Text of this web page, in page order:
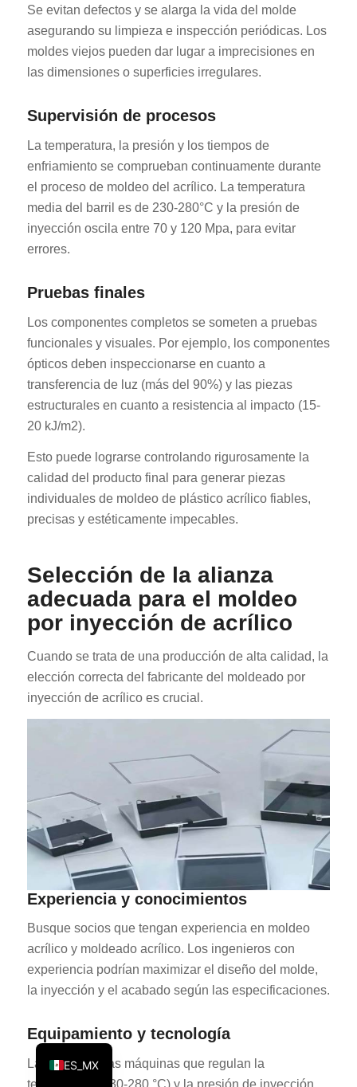
Se evitan defectos y se alarga la vida del molde
asegurando su limpieza e inspección periódicas. Los
moldes viejos pueden dar lugar a imprecisiones en
las dimensiones o superficies irregulares.
Supervisión de procesos
La temperatura, la presión y los tiempos de
enfriamiento se comprueban continuamente durante
el proceso de moldeo del acrílico. La temperatura
media del barril es de 230-280°C y la presión de
inyección oscila entre 70 y 120 Mpa, para evitar
errores.
Pruebas finales
Los componentes completos se someten a pruebas
funcionales y visuales. Por ejemplo, los componentes
ópticos deben inspeccionarse en cuanto a
transferencia de luz (más del 90%) y las piezas
estructurales en cuanto a resistencia al impacto (15-
20 kJ/m2).
Esto puede lograrse controlando rigurosamente la
calidad del producto final para generar piezas
individuales de moldeo de plástico acrílico fiables,
precisas y estéticamente impecables.
Selección de la alianza
adecuada para el moldeo
por inyección de acrílico
Cuando se trata de una producción de alta calidad, la
elección correcta del fabricante del moldeado por
inyección de acrílico es crucial.
Experiencia y conocimientos
Busque socios que tengan experiencia en moldeo
acrílico y moldeado acrílico. Los ingenieros con
experiencia podrían maximizar el diseño del molde,
la inyección y el acabado según las especificaciones.
Equipamiento y tecnología
Las innovadoras máquinas que regulan la
temperatura (230-280 °C) y la presión de inyección
ES_MX
EN
FR
DE
RU
NL
PL
TR
AR
PT
CS
DA
NB
EL